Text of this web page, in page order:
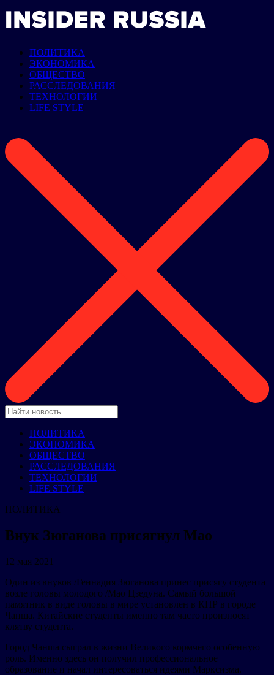
ПОЛИТИКА
ЭКОНОМИКА
ОБЩЕСТВО
РАССЛЕДОВАНИЯ
ТЕХНОЛОГИИ
LIFE STYLE
ПОЛИТИКА
ЭКОНОМИКА
ОБЩЕСТВО
РАССЛЕДОВАНИЯ
ТЕХНОЛОГИИ
LIFE STYLE
ПОЛИТИКА
Внук Зюганова присягнул Мао
12 мая 2021
Один из внуков /Геннадия Зюганова принес присягу студента
возле головы молодого /Мао Цзедуна. Самый большой
памятник в виде головы в мире установлен в КНР в городе
Чанша. Китайские студенты именно там часто произносят
клятву студента.
Город Чанша сыграл в жизни Великого кормчего особенную
роль. Именно здесь он получил профессиональное
образование и начал интересоваться идеями Марксизма.